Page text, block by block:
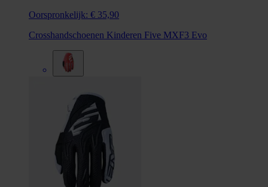
Oorspronkelijk: € 35,90
Crosshandschoenen Kinderen Five MXF3 Evo